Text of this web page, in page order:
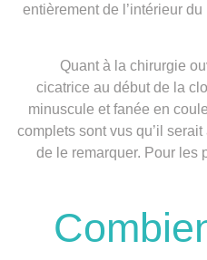
entièrement de l’intérieur
Quant à la chirurgie
cicatrice au début de la
minuscule et fanée en
complets sont vus qu’il
de le remarquer. Pour les